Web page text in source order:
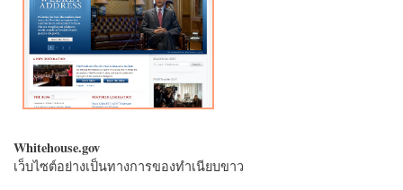
Whitehouse.gov
เว็บไซต์อย่างเป็นทางการของทำเนียบขาว